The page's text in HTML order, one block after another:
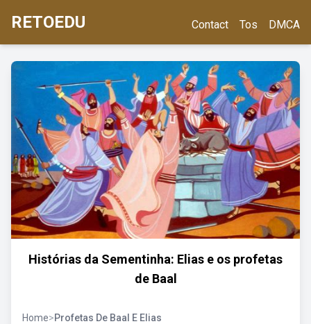
RETOEDU Contact Tos DMCA
Histórias da Sementinha: Elias e os profetas
de Baal
Home>Profetas De Baal E Elias